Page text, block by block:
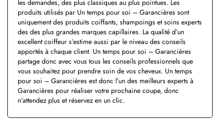
les demandes, des plus classiques au plus pointues. Les
produits utilisés par Un temps pour soi – Garancières sont
uniquement des produits coiffants, shampoings et soins experts
des des plus grandes marques capillaires. La qualité d’un
excellent coiffeur s’estime aussi par le niveau des conseils
apportés à chaque client. Un temps pour soi – Garancières
partage donc avec vous tous les conseils professionnels que
vous souhaitez pour prendre soin de vos cheveux. Un temps
pour soi – Garancières est donc l’un des meilleurs experts à
Garancières pour réaliser votre prochaine coupe, donc
n’attendez plus et réservez en un clic.